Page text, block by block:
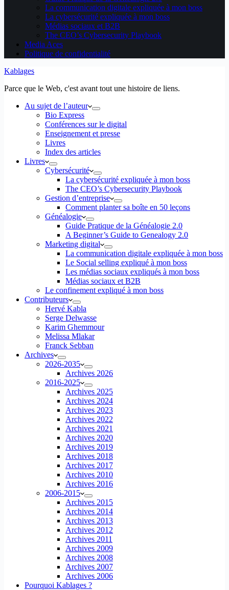
La communication digitale expliquée à mon boss
La cybersécurité expliquée à mon boss
Médias sociaux et B2B
The CEO’s Cybersecurity Playbook
Media Aces
Politique de confidentialité
Kablages
Parce que le Web, c'est avant tout une histoire de liens.
Au sujet de l’auteur
Bio Express
Conférences sur le digital
Enseignement et presse
Livres
Index des articles
Livres
Cybersécurité
La cybersécurité expliquée à mon boss
The CEO’s Cybersecurity Playbook
Gestion d’entreprise
Comment planter sa boîte en 50 leçons
Généalogie
Guide Pratique de la Généalogie 2.0
A Beginner’s Guide to Genealogy 2.0
Marketing digital
La communication digitale expliquée à mon boss
Le Social selling expliqué à mon boss
Les médias sociaux expliqués à mon boss
Médias sociaux et B2B
Le confinement expliqué à mon boss
Contributeurs
Hervé Kabla
Serge Delwasse
Karim Ghemmour
Melissa Mlakar
Franck Sebban
Archives
2026-2035
Archives 2026
2016-2025
Archives 2025
Archives 2024
Archives 2023
Archives 2022
Archives 2021
Archives 2020
Archives 2019
Archives 2018
Archives 2017
Archives 2010
Archives 2016
2006-2015
Archives 2015
Archives 2014
Archives 2013
Archives 2012
Archives 2011
Archives 2009
Archives 2008
Archives 2007
Archives 2006
Pourquoi Kablages ?